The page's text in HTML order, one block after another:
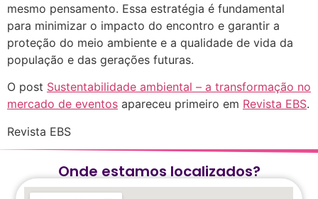
mesmo pensamento. Essa estratégia é fundamental
para minimizar o impacto do encontro e garantir a
proteção do meio ambiente e a qualidade de vida da
população e das gerações futuras.
O post Sustentabilidade ambiental – a transformação no
mercado de eventos apareceu primeiro em Revista EBS.
Revista EBS
Onde estamos localizados?